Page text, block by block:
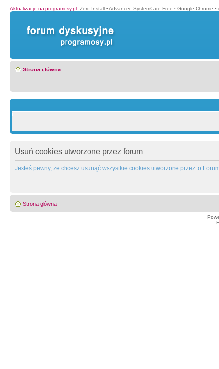
Aktualizacje na programosy.pl: Zero Install • Advanced SystemCare Free • Google Chrome •
Strona główna
Usuń cookies utworzone przez forum
Jesteś pewny, że chcesz usunąć wszystkie cookies utworzone przez to
Strona główna